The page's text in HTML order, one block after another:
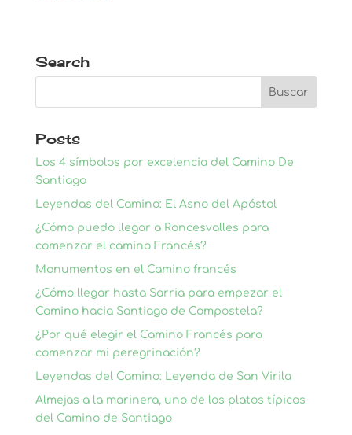
Search
Posts
Los 4 símbolos por excelencia del Camino De
Santiago
Leyendas del Camino: El Asno del Apóstol
¿Cómo puedo llegar a Roncesvalles para
comenzar el camino Francés?
Monumentos en el Camino francés
¿Cómo llegar hasta Sarria para empezar el
Camino hacia Santiago de Compostela?
¿Por qué elegir el Camino Francés para
comenzar mi peregrinación?
Leyendas del Camino: Leyenda de San Virila
Almejas a la marinera, uno de los platos típicos
del Camino de Santiago